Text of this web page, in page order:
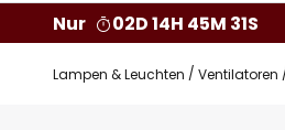
Nur 02D 14H 45M 30S
Lampen & Leuchten Ventilatoren